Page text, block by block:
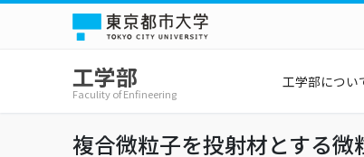
工学部
Faculity of Enfineering
工学部につい
複合微粒子を投射材とする